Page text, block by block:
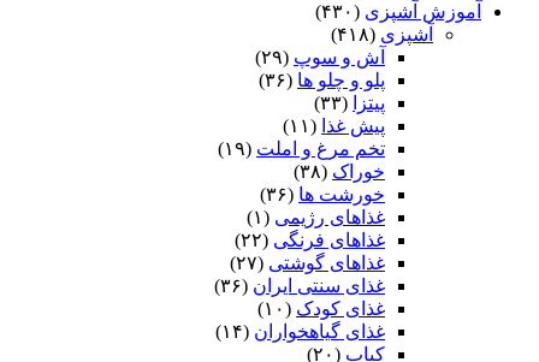
آموزش آشپزی (۴۳۰)
آشپزی (۴۱۸)
آش و سوپ (۲۹)
پلو و چلو ها (۳۶)
پیتزا
(۳۳)
پیش غذا (۱۱)
تخم مرغ و املت (۱۹)
خوراک (۳۸)
خورشت ها (۳۶)
غذاهای رژیمی (۱)
غذاهای فرنگی (۲۲)
غذاهای گوشتی (۲۷)
غذای سنتی ایران (۳۶)
غذای کودک (۱۰)
غذای گیاهخواران (۱۴)
کباب (۲۰)